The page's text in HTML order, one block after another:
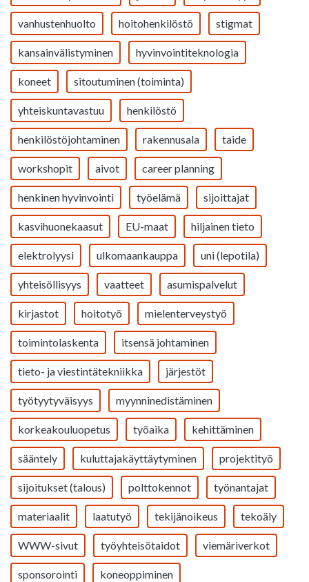
vanhustenhuolto hoitohenkilöstö stigmat
kansainvälistyminen hyvinvointiteknologia
koneet sitoutuminen (toiminta)
yhteiskuntavastuu henkilöstö
henkilöstöjohtaminen rakennusala taide
workshopit aivot career planning
henkinen hyvinvointi työelämä sijoittajat
kasvihuonekaasut EU-maat hiljainen tieto
elektrolyysi ulkomaankauppa uni (lepotila)
yhteisöllisyys vaatteet asumispalvelut
kirjastot hoitotyö mielenterveystyö
toimintolaskenta itsensä johtaminen
tieto- ja viestintätekniikka järjestöt
työtyytyväisyys myynninedistäminen
korkeakouluopetus työaika kehittäminen
sääntely kuluttajakäyttäytyminen projektityö
sijoitukset (talous) polttokennot työnantajat
materiaalit laatutyö tekijänoikeus tekoäly
WWW-sivut työyhteisötaidot viemäriverkot
sponsorointi koneoppiminen